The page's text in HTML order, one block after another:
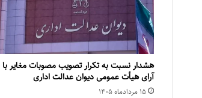
هشدار نسبت به تکرار تصویب مصوبات مغایر با
آرای هیأت عمومی دیوان عدالت اداری
۱۵ مرداد‌ماه ۱۴۰۵